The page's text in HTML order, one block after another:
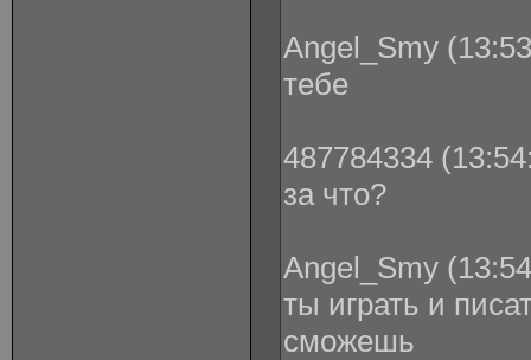
Angel_Smy
тебе
487784334
за что?
Angel_Smy
ты играть и
сможешь